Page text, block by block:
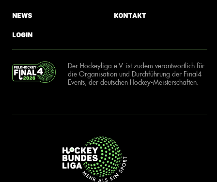
News
Login
Kontakt
Der Hockeyliga e.V. ist zudem verantwortlich für
die Organisation und Durchführung der Final4
Events, der deutschen Hockey-Meisterschaften.